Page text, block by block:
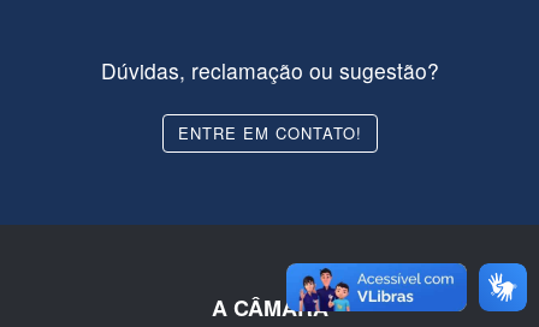
Dúvidas, reclamação ou sugestão?
ENTRE EM CONTATO!
A CÂMARA